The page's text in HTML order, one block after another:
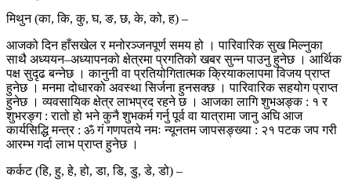
मिथुन (का, कि, कु, घ, ङ, छ, के, को, ह) –
आजको दिन हाँसखेल र मनोरञ्जनपूर्ण समय हो । पारिवारिक सुख मिल्नुका
साथै अध्ययन–अध्यापनको क्षेत्रमा प्रगतिको खबर सुन्न पाउनु हुनेछ । आर्थिक
पक्ष सुदृढ बन्नेछ । कानुनी वा प्रतियोगितात्मक क्रियाकलापमा विजय प्राप्त
हुनेछ । मनमा दोधारको अवस्था सिर्जना हुनसक्छ । पारिवारिक सहयोग प्राप्त
हुनेछ । व्यवसायिक क्षेत्र लाभप्रद रहने छ । आजका लागि शुभअङ्क : १ र
शुभरङ्ग : रातो हो भने कुनै शुभकर्म गर्नु पूर्व वा यात्रामा जानु अघि आज
कार्यसिद्धि मन्त्र : ॐ गं गणपतये नमः न्यूनतम जापसङ्ख्या : २१ पटक जप गरी
आरम्भ गर्दा लाभ प्राप्त हुनेछ ।
कर्कट (हि, हु, हे, हो, डा, डि, डु, डे, डो) –